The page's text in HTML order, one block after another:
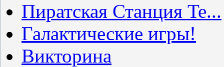
Пиратская Станция Te...
Галактические игры!
Викторина